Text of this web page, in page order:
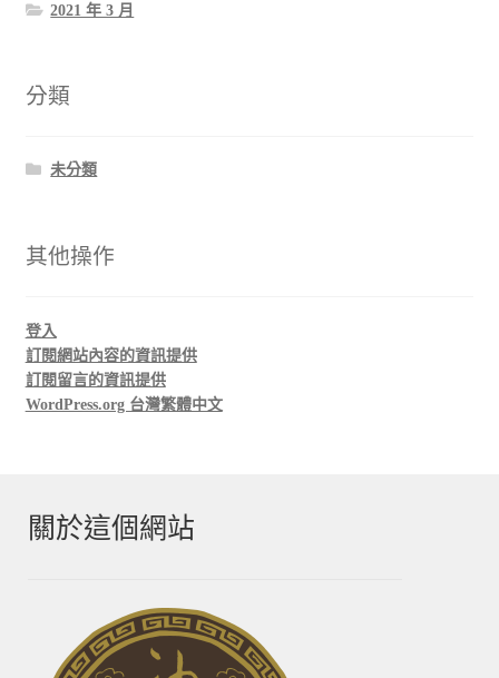
2021 年 3 月
分類
未分類
其他操作
登入
訂閱網站內容的資訊提供
訂閱留言的資訊提供
WordPress.org 台灣繁體中文
關於這個網站